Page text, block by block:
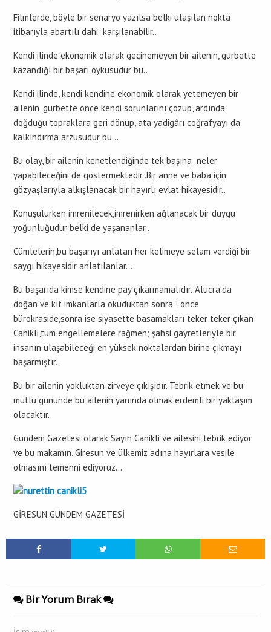
Filmlerde, böyle bir senaryo yazılsa belki ulaşılan nokta
itibarıyla abartılı dahi karşılanabilir..
Kendi ilinde ekonomik olarak geçinemeyen bir ailenin, gurbette
kazandığı bir başarı öyküsüdür bu…
Kendi ilinde, kendi kendine ekonomik olarak yetemeyen bir
ailenin, gurbette önce kendi sorunlarını çözüp, ardında
doğduğu topraklara geri dönüp, ata yadigârı coğrafyayı da
kalkındırma arzusudur bu…
Bu olay, bir ailenin kenetlendiğinde tek başına neler
yapabileceğini de göstermektedir..Bir anne ve baba için
gözyaşlarıyla alkışlanacak bir hayırlı evlat hikayesidir..
Konuşulurken imrenilecek,imrenirken ağlanacak bir duygu
yoğunluğudur belki de yaşananlar..
Cümlelerin,bu başarıyı anlatan her kelimeye selam verdiği bir
saygı hikayesidir anlatılanlar….
Bu başarıda kimse kendine pay çıkarmamalıdır..Alucra’da
doğan ve kıt imkanlarla okuduktan sonra ; önce
bürokraside,sonra ise siyasette basamakları teker teker çıkan
Canikli,tüm engellemelere rağmen; şahsi gayretleriyle bir
insanın ulaşabileceği en yüksek noktalardan birine çıkmayı
başarmıştır..
Bu bir ailenin yokluktan zirveye çıkışıdır. Tebrik etmek ve bu
mutlu gününde bu ailenin yanında olmak erdemli bir yaklaşım
olacaktır..
Gündem Gazetesi olarak Sayın Canikli ve ailesini tebrik ediyor
ve bu makamın, Giresun ve ülkemiz adına hayırlara vesile
olmasını temenni ediyoruz…
GİRESUN GÜNDEM GAZETESİ
Bir Yorum Bırak